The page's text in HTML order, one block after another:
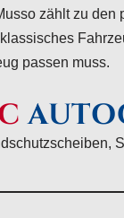
zählt zu
passen muss.